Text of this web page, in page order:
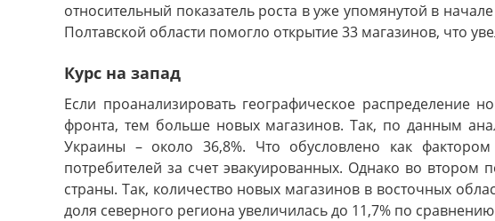
относительный показатель роста в уже упомянутой в
Полтавской области помогло открытие 33 магазинов, что
Курс на запад
Если проанализировать географическое распределение
фронта, тем больше новых магазинов. Так, по данным
Украины – около 36,8%. Что обусловлено как
потребителей за счет эвакуированных. Однако во втором
страны. Так, количество новых магазинов в восточных
доля северного региона увеличилась до 11,7% по